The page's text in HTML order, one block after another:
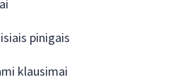
pinigais
klausimai